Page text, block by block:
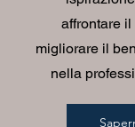
affrontare
migliorare il
nella